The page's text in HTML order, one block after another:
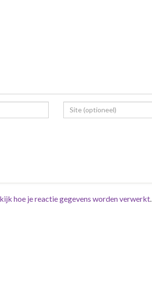
hoe je reactie gegevens worden verwerkt.